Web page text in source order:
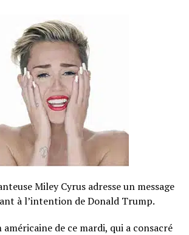
Miley Cyrus adresse un message
à l’intention de Donald Trump.
américaine de ce mardi, qui a consacré